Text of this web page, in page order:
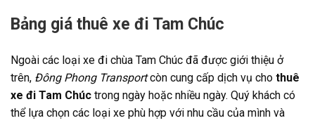
Bảng giá thuê xe đi Tam Chúc
Ngoài các loại xe đi chùa Tam Chúc đã được giới thiệu ở
trên, Đông Phong Transportcòn cung cấp dịch vụ cho thuê
xe đi Tam Chúc trong ngày hoặc nhiều ngày. Quý khách có
thể lựa chọn các loại xe phù hợp với nhu cầu của mình và